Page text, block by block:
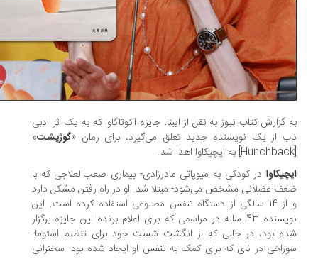
گزارش کتاب نیوز به نقل از ایبنا، جایزه آکوتاگاوا که به یک اثر ادبی
از یک نویسنده جدید تعلق می‌گیرد، برای رمان « گوژپشت»
در کودکی به میوپاتی مادرزادی- بیماری صعب‌العلاجی که با
عضلانی مشخص می‌شود- مبتلا شد. او در راه رفتن مشکل دارد
و از 14 سالگی از دستگاه تنفس مصنوعی استفاده کرده است. این
نویسنده 43 ساله در مراسمی که برای اعلام برنده این جایزه برگزار
بود، در حالی که از انگشت شست خود برای تنظیم استوما-
در نای که برای کمک به تنفس او ایجاد شده بود- سخنرانی